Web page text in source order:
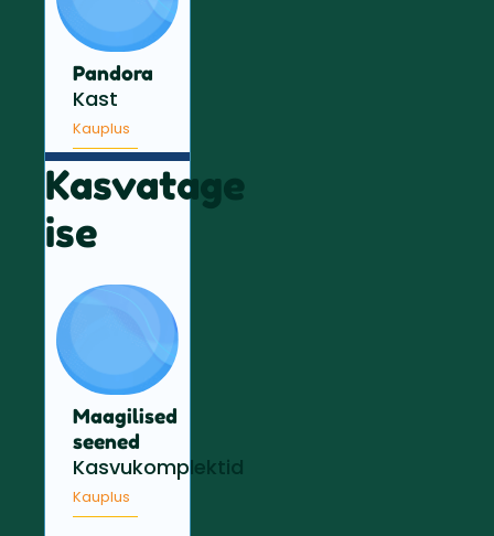
Pandora
Kast
Kauplus
Kasvatage
ise
Maagilised
seened
Kasvukomplektid
Kauplus